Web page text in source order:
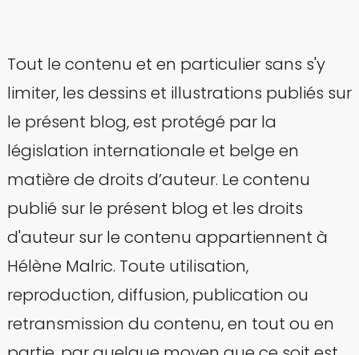
Tout le contenu et en particulier sans s'y
limiter, les dessins et illustrations publiés sur
le présent blog, est protégé par la
législation internationale et belge en
matière de droits d’auteur. Le contenu
publié sur le présent blog et les droits
d'auteur sur le contenu appartiennent à
Hélène Malric. Toute utilisation,
reproduction, diffusion, publication ou
retransmission du contenu, en tout ou en